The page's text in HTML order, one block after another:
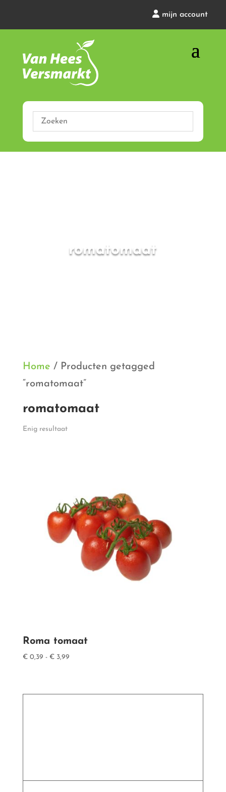
mijn account
romatomaat
Home / Producten getagged
“romatomaat”
romatomaat
Enig resultaat
Roma tomaat
€0,39 - €3,99Prijsklasse: